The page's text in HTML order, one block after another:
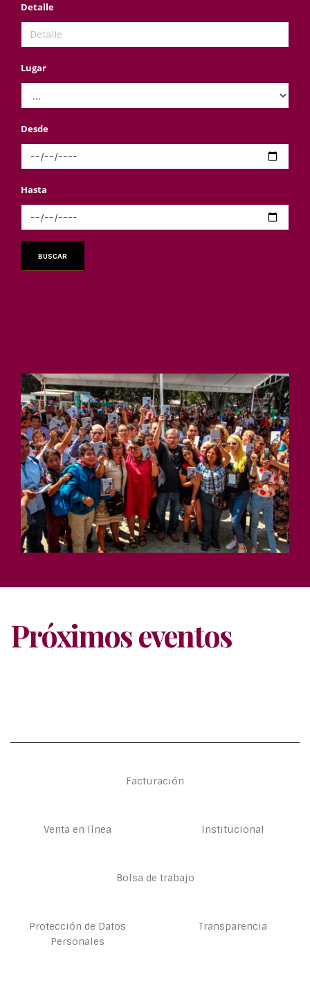
Detalle
Lugar
Desde
Hasta
Próximos eventos
Facturación
Venta en línea Institucional
Bolsa de trabajo
Protección de Datos
Personales
Transparencia